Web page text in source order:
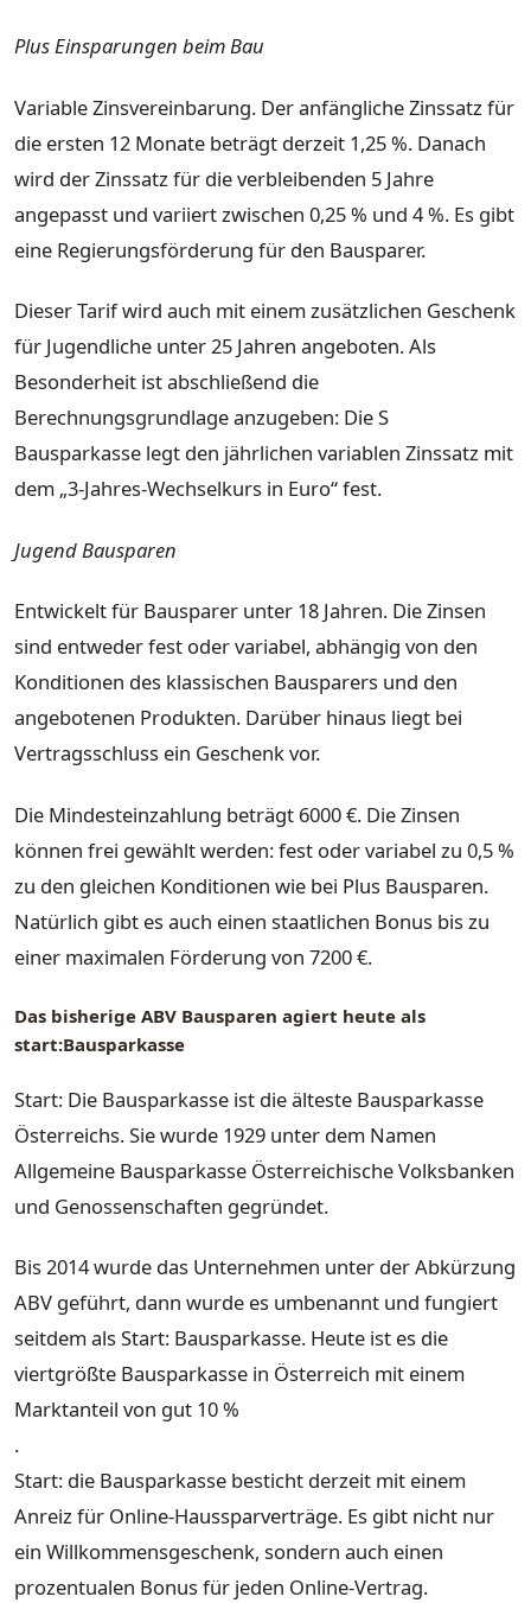
Plus Einsparungen beim Bau
Variable Zinsvereinbarung. Der anfängliche Zinssatz für
die ersten 12 Monate beträgt derzeit 1,25 %. Danach
wird der Zinssatz für die verbleibenden 5 Jahre
angepasst und variiert zwischen 0,25 % und 4 %. Es gibt
eine Regierungsförderung für den Bausparer.
Dieser Tarif wird auch mit einem zusätzlichen Geschenk
für Jugendliche unter 25 Jahren angeboten. Als
Besonderheit ist abschließend die
Berechnungsgrundlage anzugeben: Die S
Bausparkasse legt den jährlichen variablen Zinssatz mit
dem „3-Jahres-Wechselkurs in Euro“ fest.
Jugend Bausparen
Entwickelt für Bausparer unter 18 Jahren. Die Zinsen
sind entweder fest oder variabel, abhängig von den
Konditionen des klassischen Bausparers und den
angebotenen Produkten. Darüber hinaus liegt bei
Vertragsschluss ein Geschenk vor.
Die Mindesteinzahlung beträgt 6000 €. Die Zinsen
können frei gewählt werden: fest oder variabel zu 0,5 %
zu den gleichen Konditionen wie bei Plus Bausparen.
Natürlich gibt es auch einen staatlichen Bonus bis zu
einer maximalen Förderung von 7200 €.
Das bisherige ABV Bausparen agiert heute als
start:Bausparkasse
Start: Die Bausparkasse ist die älteste Bausparkasse
Österreichs. Sie wurde 1929 unter dem Namen
Allgemeine Bausparkasse Österreichische Volksbanken
und Genossenschaften gegründet.
Bis 2014 wurde das Unternehmen unter der Abkürzung
ABV geführt, dann wurde es umbenannt und fungiert
seitdem als Start: Bausparkasse. Heute ist es die
viertgrößte Bausparkasse in Österreich mit einem
Marktanteil von gut 10 %
.
Start: die Bausparkasse besticht derzeit mit einem
Anreiz für Online-Haussparverträge. Es gibt nicht nur
ein Willkommensgeschenk, sondern auch einen
prozentualen Bonus für jeden Online-Vertrag.